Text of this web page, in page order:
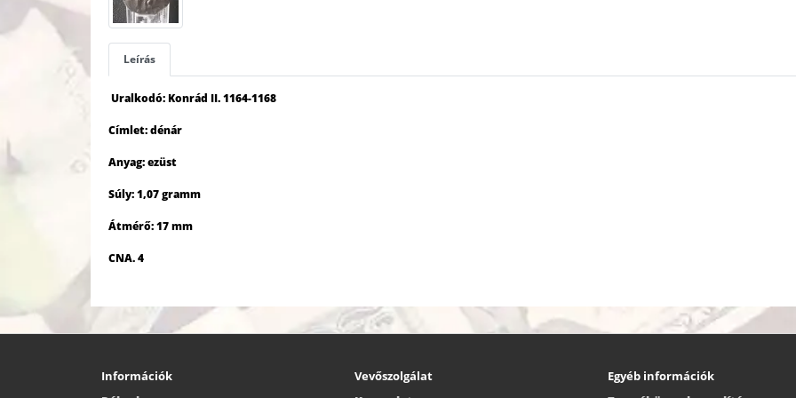
Leírás
Uralkodó: Konrád II. 1164-1168
Címlet: dénár
Anyag: ezüst
Súly: 1,07 gramm
Átmérő: 17 mm
CNA. 4
Információk
Vevőszolgálat
Egyéb információk